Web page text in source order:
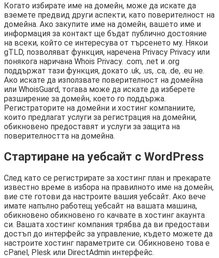
Когато избирате име на домейн, може да искате да
вземете предвид други аспекти, като поверителност на
домейна. Ако закупите име на домейн, вашето име и
информация за контакт ще бъдат публично достояние
на всеки, който се интересува от търсенето му. Някои
gTLD, позволяват функция, наречена Privacy Privacy или
понякога наричана Whois Privacy. .com, .net и .org
поддържат тази функция, докато .uk, .us, .ca, .de, .eu не.
Ако искате да използвате поверителност на домейна
или WhoisGuard, тогава може да искате да изберете
разширение за домейн, което го поддържа.
Регистраторите на домейни и хостинг компаниите,
които предлагат услуги за регистрация на домейни,
обикновено предоставят и услуги за защита на
поверителността на домейна.
Стартиране на уебсайт с WordPress
След като се регистрирате за хостинг план и прекарате
известно време в избора на правилното име на домейн,
вие сте готови да настроите вашия уебсайт. Ако вече
имате напълно работещ уебсайт на вашата машина,
обикновено обикновено го качвате в хостинг акаунта
си. Вашата хостинг компания трябва да ви предостави
достъп до интерфейс за управление, където можете да
настроите хостинг параметрите си. Обикновено това е
cPanel, Plesk или DirectAdmin интерфейс.